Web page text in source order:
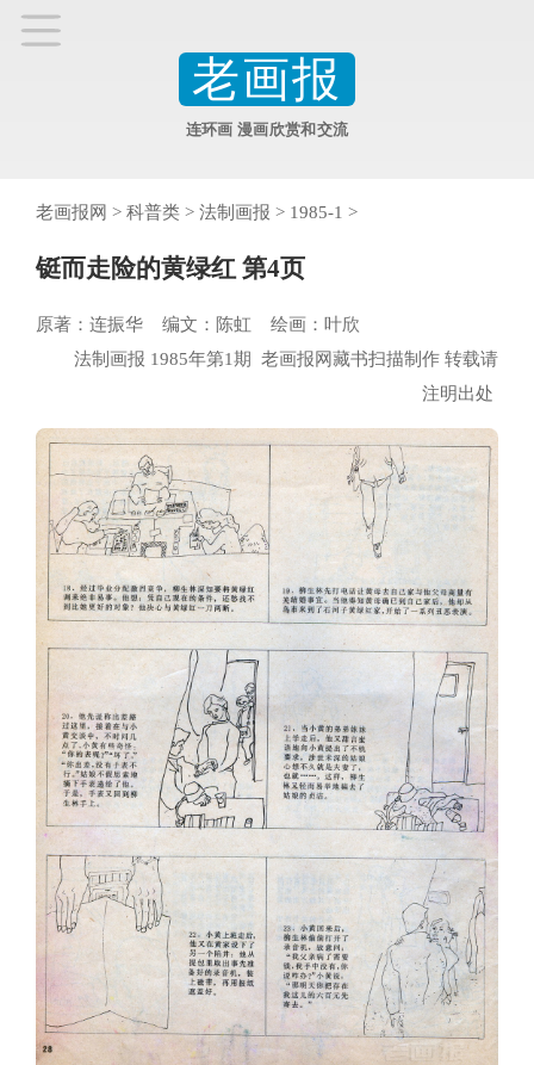
老画报
连环画 漫画欣赏和交流
老画报网 > 科普类 > 法制画报 > 1985-1 >
铤而走险的黄绿红 第4页
原著：连振华 编文：陈虹 绘画：叶欣
法制画报 1985年第1期 老画报网藏书扫描制作 转载请
注明出处